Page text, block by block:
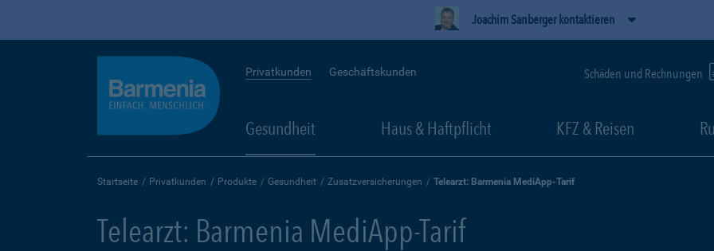
Joachim Sanberger kontaktieren
Privatkunden Geschäftskunden Schäden und Rechnungen
Gesundheit Haus & Haftpflicht KFZ & Reisen
Startseite Privatkunden Produkte Gesundheit Zusatzversicherungen Telearzt: Barmenia MediApp-Tarif
Telearzt: Barmenia MediApp-Tarif